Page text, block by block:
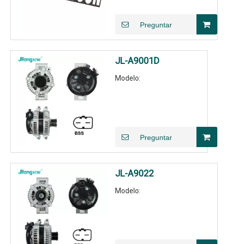
Preguntar
JL-A9001D
Modelo:
Preguntar
JL-A9022
Modelo: